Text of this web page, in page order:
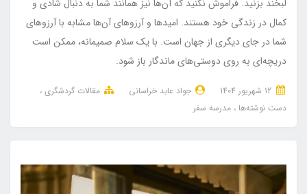
لبخند بزنید. فراموش نکنید که آن‌ها نیز همانند شما به دنبال شادی و
کمال در زندگی خود هستند. امیدها و آرزوهای آن‌ها مشابه با آرزوهای
شما در جای دیگری از جهان است. با یک سلام صمیمانه، ممکن است
دریچه‌ای به روی دوستی‌های ماندگار باز شود.
جواد عابد خراسانی
مقالات گردشگری
دست نوشته‌ها
مدرسه سفر